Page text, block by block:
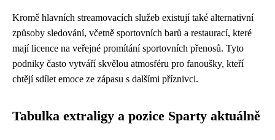
Kromě hlavních streamovacích služeb existují také alternativní
způsoby sledování, včetně sportovních barů a restaurací, které
mají licence na veřejné promítání sportovních přenosů. Tyto
podniky často vytváří skvělou atmosféru pro fanoušky, kteří
chtějí sdílet emoce ze zápasu s dalšími příznivci.
Tabulka extraligy a pozice Sparty aktuálně